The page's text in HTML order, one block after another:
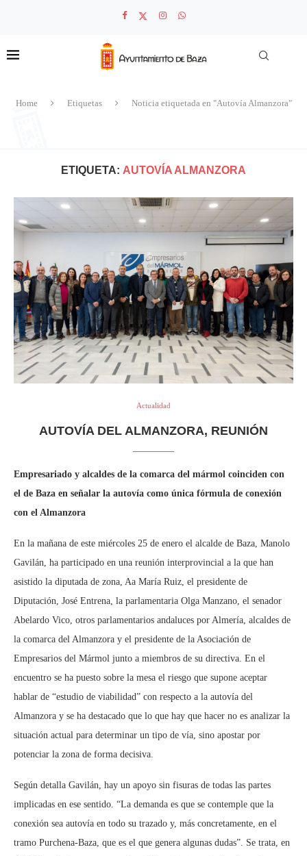
Home Etiquetas Noticia etiquetada en "Autovía Almanzora"
ETIQUETA: AUTOVÍA ALMANZORA
Actualidad
AUTOVÍA DEL ALMANZORA, REUNIÓN
Empresariado y alcaldes de la comarca del mármol coinciden con
el de Baza en señalar la autovía como única fórmula de conexión
con el Almanzora
En la mañana de este miércoles 25 de enero el alcalde de Baza, Manolo
Gavilán, ha participado en una reunión interprovincial a la que han
asistido la diputada de zona, Aa María Ruiz, el presidente de
Diputación, José Entrena, la parlamentaria Olga Manzano, el senador
Abelardo Vico, otros parlamentarios andaluces por Almería, alcaldes de
la comarca del Almanzora y el presidente de la Asociación de
Empresarios del Mármol junto a miembros de su directiva. En el
encuentro se ha puesto sobre la mesa el riesgo que supone aceptar
hablar de “estudio de viabilidad” con respecto a la autovía del
Almanzora y se ha destacado que lo que hay que hacer no es analizar la
situación actual para determinar un tipo de vía, sino apostar por
potenciar la zona de forma decisiva.
Según detalla Gavilán, hay un apoyo sin fisuras de todas las partes
implicadas en ese sentido. “La demanda es que se contemple que la
conexión sea autovía en todo su trazado y, más concretamente, en el
tramo Purchena-Baza, que es el que genera algunas dudas”. Se trata, en